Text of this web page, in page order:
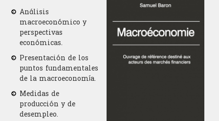
Análisis
macroeconómico y
perspectivas
económicas.
Presentación de los
puntos fundamentales
de la macroeconomía.
Medidas de
producción y de
desempleo.